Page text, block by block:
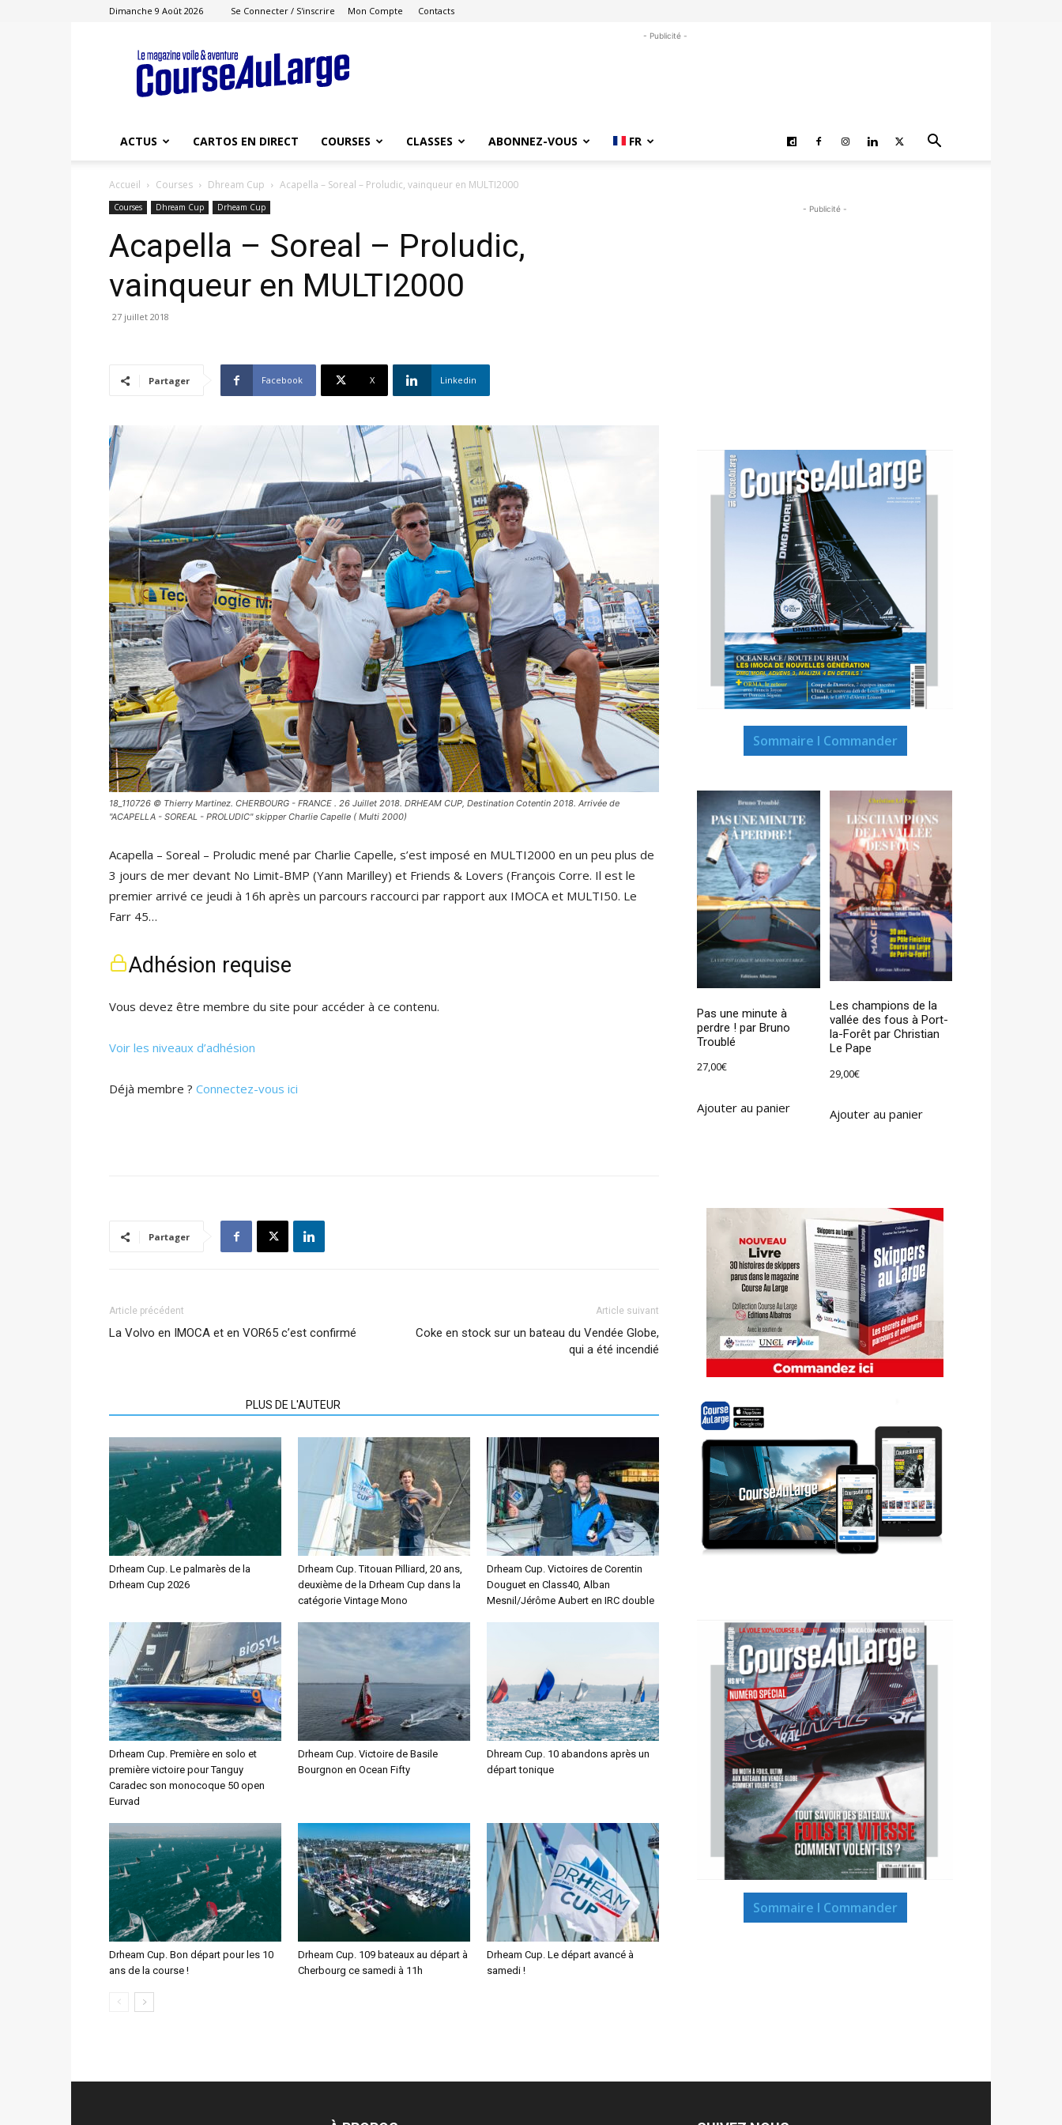
Dimanche 9 Août 2026 Se Connecter / S'inscrire Mon Compte Contacts
Course
au
Large
- Publicité -
ACTUS CARTOS EN DIRECT COURSES CLASSES ABONNEZ-VOUS FR
Accueil Courses Dhream Cup Acapella – Soreal – Proludic, vainqueur en MULTI2000
Courses Dhream Cup Drheam Cup
Acapella – Soreal – Proludic,
vainqueur en MULTI2000
27 juillet 2018
Partager Facebook X Linkedin
18_110726 © Thierry Martinez. CHERBOURG - FRANCE . 26 Juillet 2018. DRHEAM CUP, Destination Cotentin 2018. Arrivée de
"ACAPELLA - SOREAL - PROLUDIC" skipper Charlie Capelle ( Multi 2000)
Acapella – Soreal – Proludic mené par Charlie Capelle, s’est imposé en MULTI2000 en un peu plus de
3 jours de mer devant No Limit-BMP (Yann Marilley) et Friends & Lovers (François Corre. Il est le
premier arrivé ce jeudi à 16h après un parcours raccourci par rapport aux IMOCA et MULTI50. Le
Farr 45…
Adhésion requise
Vous devez être membre du site pour accéder à ce contenu.
Voir les niveaux d’adhésion
Déjà membre ? Connectez-vous ici
Partager
Article précédent
La Volvo en IMOCA et en VOR65 c’est confirmé
Article suivant
Coke en stock sur un bateau du Vendée Globe,
qui a été incendié
PLUS DE L'AUTEUR
Drheam Cup. Le palmarès de la
Drheam Cup 2026
Drheam Cup. Titouan Pilliard, 20 ans,
deuxième de la Drheam Cup dans la
catégorie Vintage Mono
Drheam Cup. Victoires de Corentin
Douguet en Class40, Alban
Mesnil/Jérôme Aubert en IRC double
Drheam Cup. Première en solo et
première victoire pour Tanguy
Caradec son monocoque 50 open
Eurvad
Drheam Cup. Victoire de Basile
Bourgnon en Ocean Fifty
Dhream Cup. 10 abandons après un
départ tonique
Drheam Cup. Bon départ pour les 10
ans de la course !
Drheam Cup. 109 bateaux au départ à
Cherbourg ce samedi à 11h
Drheam Cup. Le départ avancé à
samedi !
- Publicité -
Sommaire I Commander
Pas une minute à
perdre ! par Bruno
Troublé
27,00€
Ajouter au panier
Les champions de la
vallée des fous à Port-
la-Forêt par Christian
Le Pape
29,00€
Ajouter au panier
Sommaire I Commander